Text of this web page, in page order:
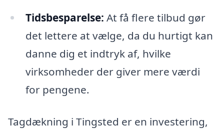
Tidsbesparelse: At få flere tilbud gør
det lettere at vælge, da du hurtigt kan
danne dig et indtryk af, hvilke
virksomheder der giver mere værdi
for pengene.
Tagdækning i Tingsted er en investering,